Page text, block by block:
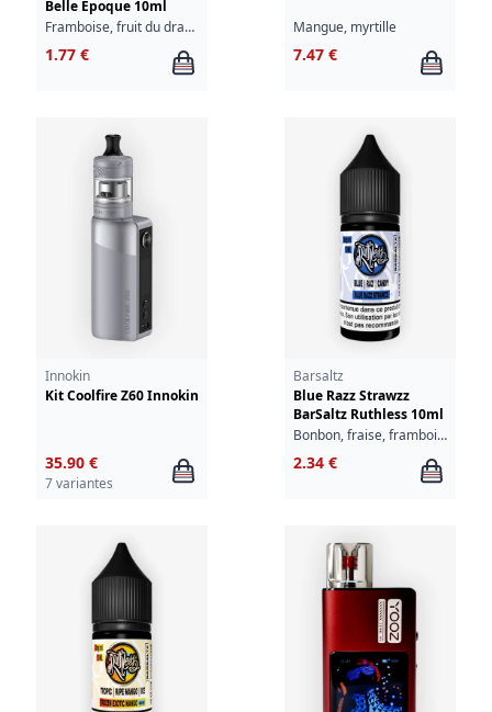
Belle Epoque 10ml
Framboise, fruit du dragon
1.77 €
Mangue, myrtille
7.47 €
Innokin
Kit Coolfire Z60 Innokin
35.90 €
7 variantes
Barsaltz
Blue Razz Strawzz
BarSaltz Ruthless 10ml
Bonbon, fraise, framboise
2.34 €